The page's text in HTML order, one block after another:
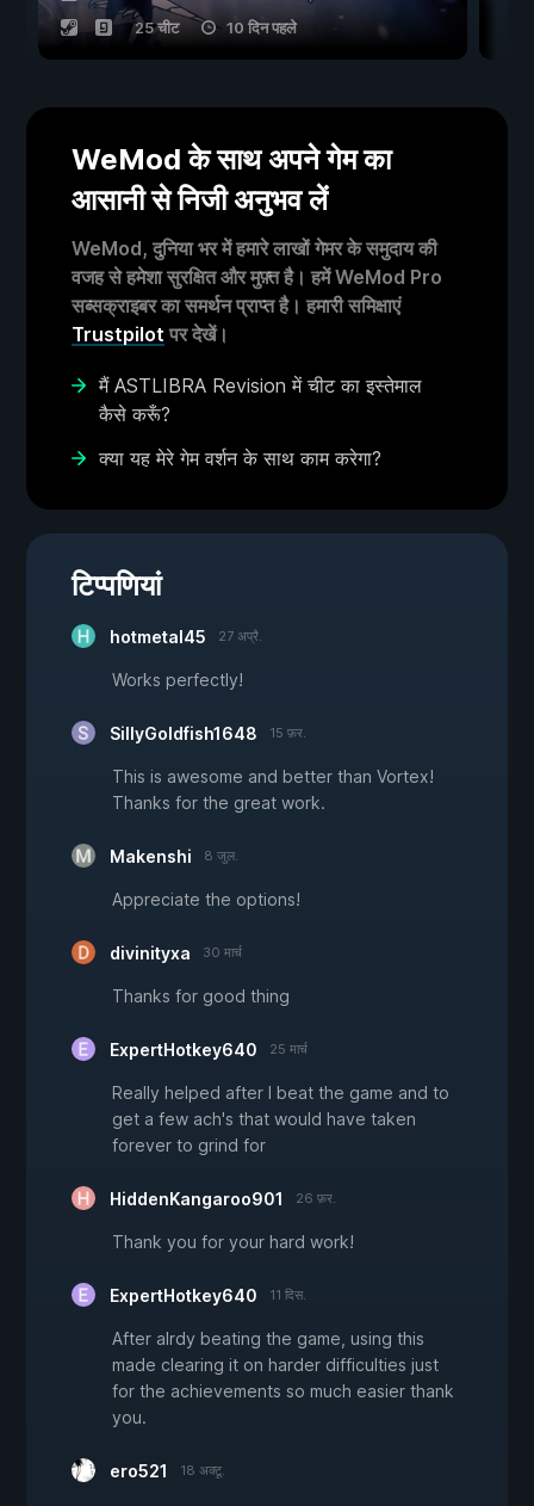
25 चीट 10 दिन पहले
WeMod के साथ अपने गेम का
आसानी से निजी अनुभव लें
WeMod, दुनिया भर में हमारे लाखों गेमर के समुदाय की
वजह से हमेशा सुरक्षित और मुफ़्त है। हमें WeMod Pro
सब्सक्राइबर का समर्थन प्राप्त है। हमारी समिक्षाएं
Trustpilot पर देखें।
मैं ASTLIBRA Revision में चीट का इस्तेमाल
कैसे करूँ?
क्या यह मेरे गेम वर्शन के साथ काम करेगा?
टिप्पणियां
hotmetal45 27 अप्रै.
Works perfectly!
SillyGoldfish1648 15 फ़र.
This is awesome and better than Vortex!
Thanks for the great work.
Makenshi 8 जुल.
Appreciate the options!
divinityxa 30 मार्च
Thanks for good thing
ExpertHotkey640 25 मार्च
Really helped after I beat the game and to
get a few ach's that would have taken
forever to grind for
HiddenKangaroo901 26 फ़र.
Thank you for your hard work!
ExpertHotkey640 11 दिस.
After alrdy beating the game, using this
made clearing it on harder difficulties just
for the achievements so much easier thank
you.
ero521 18 अक्टू.